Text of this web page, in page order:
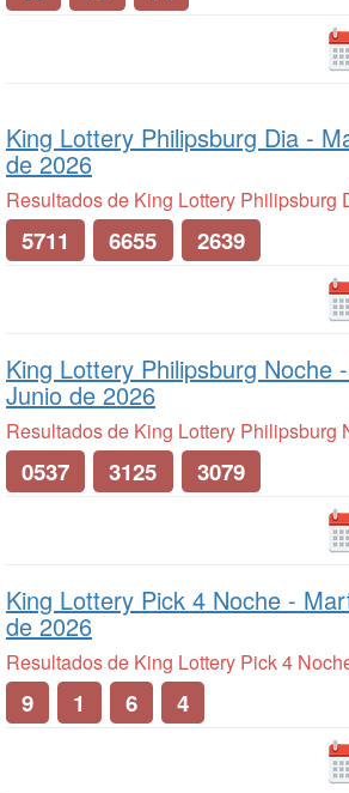
King Lottery Philipsburg Dia -
de 2026
Resultados de King Lottery Philipsburg
5711 6655 2639
King Lottery Philipsburg Noche -
Junio de 2026
Resultados de King Lottery Philipsburg
0537 3125 3079
King Lottery Pick 4 Noche -
de 2026
Resultados de King Lottery Pick 4
9 1 6 4